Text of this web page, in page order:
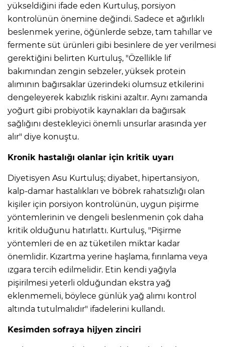
yükseldiğini ifade eden Kurtuluş, porsiyon
kontrolünün önemine değindi. Sadece et ağırlıklı
beslenmek yerine, öğünlerde sebze, tam tahıllar ve
fermente süt ürünleri gibi besinlere de yer verilmesi
gerektiğini belirten Kurtuluş, "Özellikle lif
bakımından zengin sebzeler, yüksek protein
alımının bağırsaklar üzerindeki olumsuz etkilerini
dengeleyerek kabızlık riskini azaltır. Aynı zamanda
yoğurt gibi probiyotik kaynakları da bağırsak
sağlığını destekleyici önemli unsurlar arasında yer
alır" diye konuştu.
Kronik hastalığı olanlar için kritik uyarı
Diyetisyen Asu Kurtuluş; diyabet, hipertansiyon,
kalp-damar hastalıkları ve böbrek rahatsızlığı olan
kişiler için porsiyon kontrolünün, uygun pişirme
yöntemlerinin ve dengeli beslenmenin çok daha
kritik olduğunu hatırlattı. Kurtuluş, "Pişirme
yöntemleri de en az tüketilen miktar kadar
önemlidir. Kızartma yerine haşlama, fırınlama veya
ızgara tercih edilmelidir. Etin kendi yağıyla
pişirilmesi yeterli olduğundan ekstra yağ
eklenmemeli, böylece günlük yağ alımı kontrol
altında tutulmalıdır" ifadelerini kullandı.
Kesimden sofraya hijyen zinciri